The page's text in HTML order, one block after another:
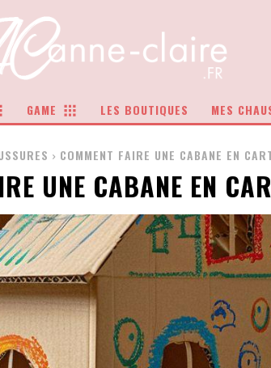
GAME LES BOUTIQUES MES
COMMENT FAIRE UNE CABANE EN
UNE CABANE EN